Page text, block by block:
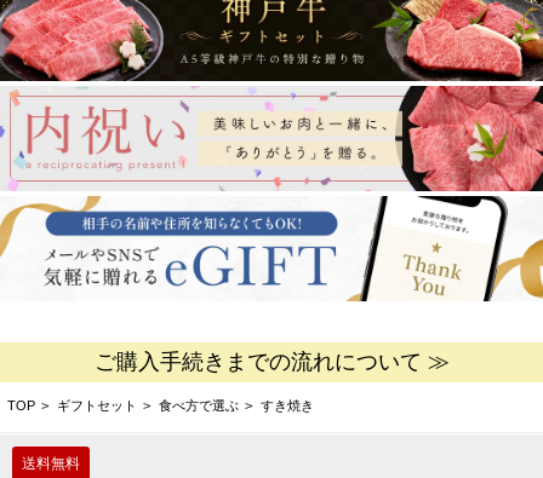
ご購入手続きまでの流れについて ≫
TOP > ギフトセット > 食べ方で選ぶ > すき焼き